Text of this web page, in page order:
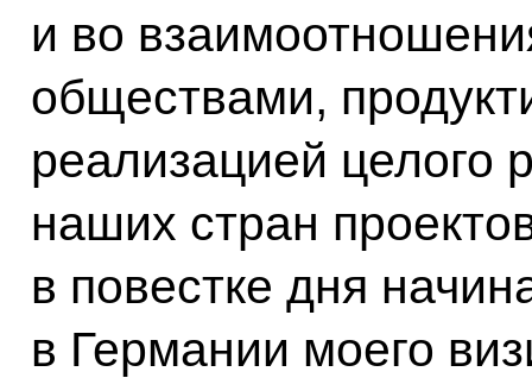
и во
обществами,
реализацией целого
наших стран
в повестке дня
в Германии моего